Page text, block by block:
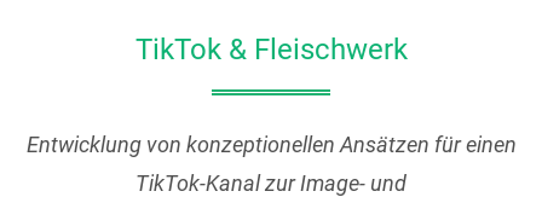
TikTok & Fleischwerk
Entwicklung von konzeptionellen Ansätzen für einen
TikTok-Kanal zur Image- und